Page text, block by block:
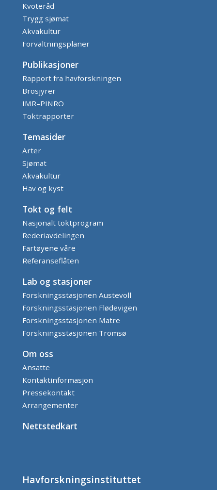
Kvoteråd
Trygg sjømat
Akvakultur
Forvaltningsplaner
Publikasjoner
Rapport fra havforskningen
Brosjyrer
IMR–PINRO
Toktrapporter
Temasider
Arter
Sjømat
Akvakultur
Hav og kyst
Tokt og felt
Nasjonalt toktprogram
Rederiavdelingen
Fartøyene våre
Referanseflåten
Lab og stasjoner
Forskningsstasjonen Austevoll
Forskningsstasjonen Flødevigen
Forskningsstasjonen Matre
Forskningsstasjonen Tromsø
Om oss
Ansatte
Kontaktinformasjon
Pressekontakt
Arrangementer
Nettstedkart
Havforskningsinstituttet